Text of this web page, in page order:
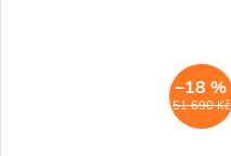
51 690 Kč
–18 %